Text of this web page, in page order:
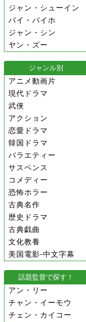
ジャン・シューイン
バイ・バイホ
ジャン・シン
ヤン・ズー
ジャンル別
アニメ動画片
現代ドラマ
武侠
アクション
恋愛ドラマ
韓国ドラマ
バラエティー
サスペンス
コメディー
恐怖ホラー
古典名作
歴史ドラマ
古典戯曲
文化教養
美国電影-中文字幕
話題監督で探す！
アン・リー
チャン・イーモウ
チェン・カイコー